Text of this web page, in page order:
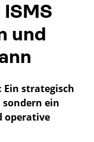
und
Ein strategisch
sondern ein
operative